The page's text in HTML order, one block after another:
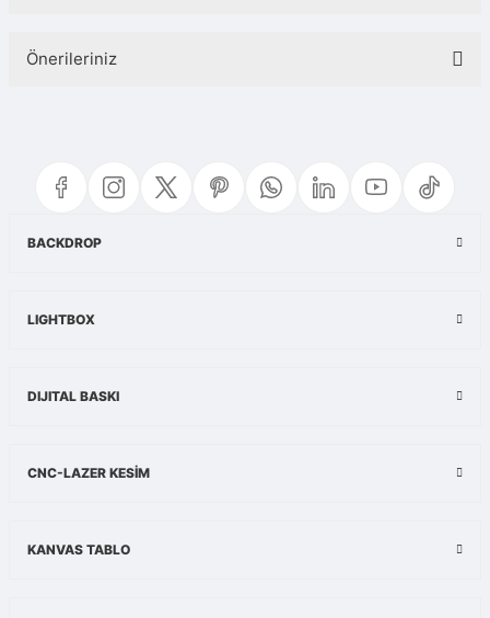
Önerileriniz
Görüş ve önerileriniz için teşekkür ederiz.
Ürün resmi kalitesiz, bozuk veya görüntülenemiyor.
BACKDROP
LIGHTBOX
DIJITAL BASKI
CNC-LAZER KESİM
KANVAS TABLO